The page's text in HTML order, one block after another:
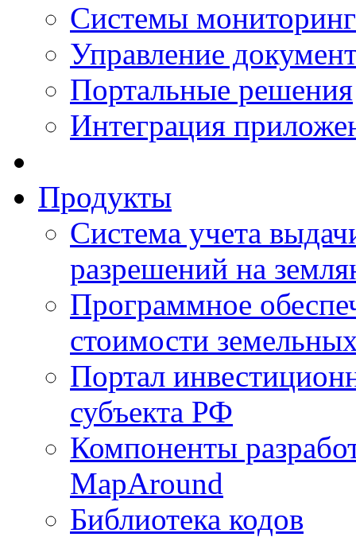
Системы
Управление
Портальные решения
Интеграция
Продукты
Система учета
разрешений на
Программное
стоимости
Портал
субъекта РФ
Компоненты
MapAround
Библиотека кодов